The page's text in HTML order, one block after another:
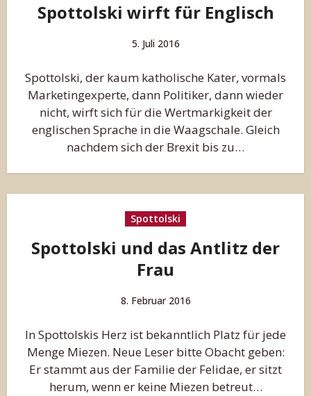
Spottolski wirft für Englisch
5. Juli 2016
Spottolski, der kaum katholische Kater, vormals
Marketingexperte, dann Politiker, dann wieder
nicht, wirft sich für die Wertmarkigkeit der
englischen Sprache in die Waagschale. Gleich
nachdem sich der Brexit bis zu…
Spottolski
Spottolski und das Antlitz der
Frau
8. Februar 2016
In Spottolskis Herz ist bekanntlich Platz für jede
Menge Miezen. Neue Leser bitte Obacht geben:
Er stammt aus der Familie der Felidae, er sitzt
herum, wenn er keine Miezen betreut…